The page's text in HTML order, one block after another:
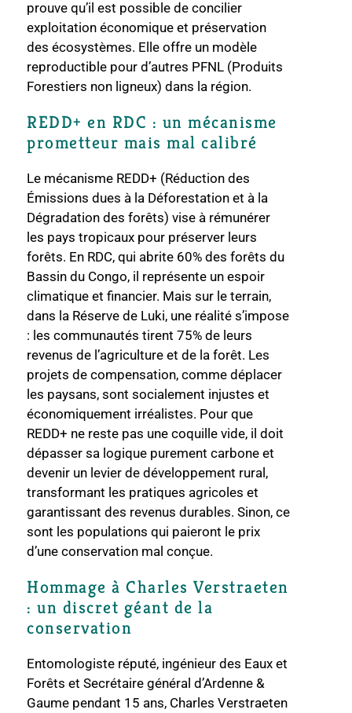
prouve qu’il est possible de concilier
exploitation économique et préservation
des écosystèmes. Elle offre un modèle
reproductible pour d’autres PFNL (Produits
Forestiers non ligneux) dans la région.
REDD+ en RDC : un mécanisme
prometteur mais mal calibré
Le mécanisme REDD+ (Réduction des
Émissions dues à la Déforestation et à la
Dégradation des forêts) vise à rémunérer
les pays tropicaux pour préserver leurs
forêts. En RDC, qui abrite 60% des forêts du
Bassin du Congo, il représente un espoir
climatique et financier. Mais sur le terrain,
dans la Réserve de Luki, une réalité s’impose
: les communautés tirent 75% de leurs
revenus de l’agriculture et de la forêt. Les
projets de compensation, comme déplacer
les paysans, sont socialement injustes et
économiquement irréalistes. Pour que
REDD+ ne reste pas une coquille vide, il doit
dépasser sa logique purement carbone et
devenir un levier de développement rural,
transformant les pratiques agricoles et
garantissant des revenus durables. Sinon, ce
sont les populations qui paieront le prix
d’une conservation mal conçue.
Hommage à Charles Verstraeten
: un discret géant de la
conservation
Entomologiste réputé, ingénieur des Eaux et
Forêts et Secrétaire général d’Ardenne &
Gaume pendant 15 ans, Charles Verstraeten